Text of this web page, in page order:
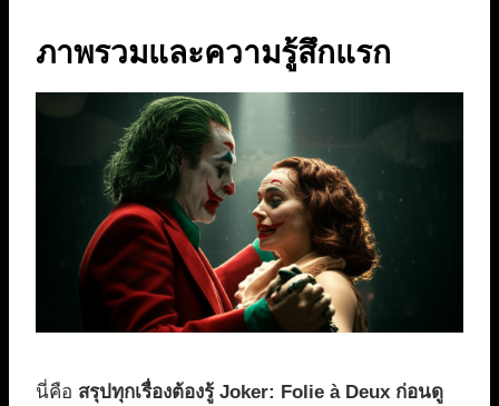
ภาพรวมและความรู้สึกแรก
นี่คือ สรุปทุกเรื่องต้องรู้ Joker: Folie à Deux ก่อนดู